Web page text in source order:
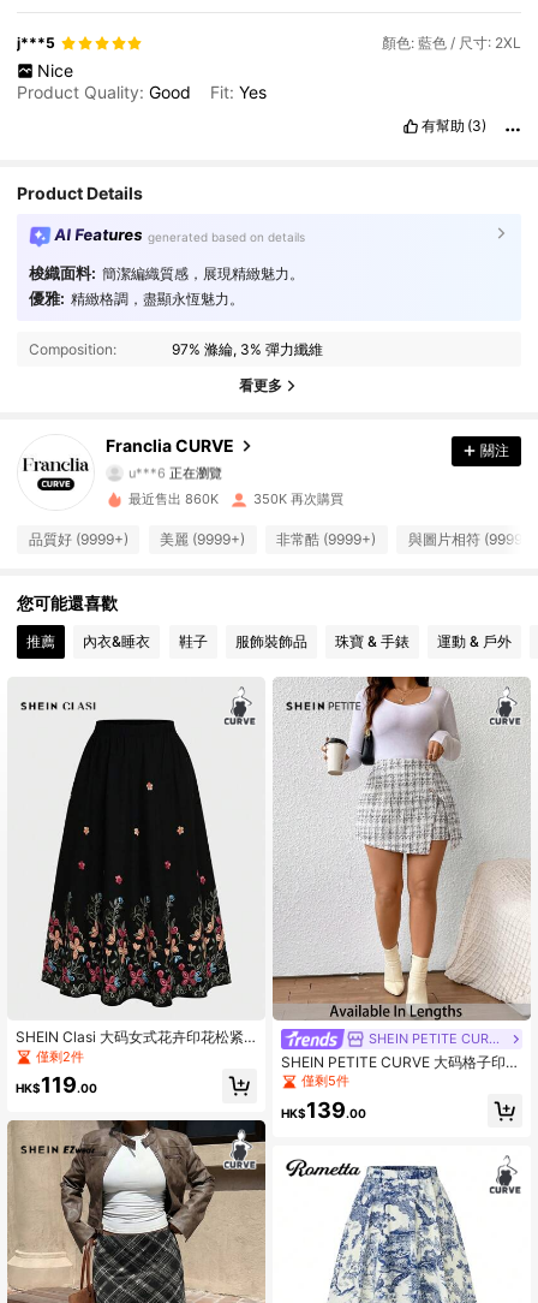
j***5 顏色: 藍色 / 尺寸: 2XL
Nice
Product Quality:Good Fit:Yes
有幫助 (3)
Product Details
AI Features generated based on details
梭織面料: 簡潔編織質感，展現精緻魅力。
優雅: 精緻格調，盡顯永恆魅力。
Composition: 97% 滌綸, 3% 彈力纖維
看更多
Franclia CURVE
174K 追蹤者
4.84
u***6 正在瀏覽
4.84
174K 追蹤者
174K 追蹤者
174K 追蹤者
174K 追蹤者
4.84 174K 追蹤者
174K 追蹤者
關注
最近售出 860K 350K 再次購買
品質好 (9999+) 美麗 (9999+) 非常酷 (9999+) 與圖片相符 (9999+)
您可能還喜歡
推薦 內衣&睡衣 鞋子 服飾裝飾品 珠寶 & 手錶 運動 & 戶外
SHEIN Clasi 大码女式花卉印花松紧
腰长款休闲裙
僅剩2件
HK$119.00
SHEIN PETITE CURVE
SHEIN PETITE CURVE 大码格子印花
侧开衩铅笔裙，优雅上班装
僅剩5件
HK$139.00